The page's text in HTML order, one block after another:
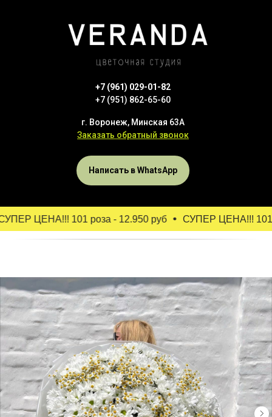
+7 (961) 029-01-82
+7 (951) 862-65-60
г. Воронеж, Минская 63А
Заказать обратный звонок
Написать в WhatsApp
ЦЕНА!!! 101 роза - 12.950 руб СУПЕР ЦЕНА!!! 101